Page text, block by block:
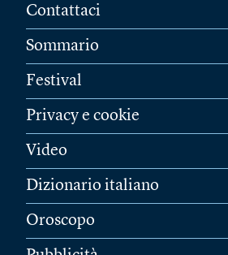
Contattaci
Sommario
Festival
Privacy e cookie
Video
Dizionario italiano
Oroscopo